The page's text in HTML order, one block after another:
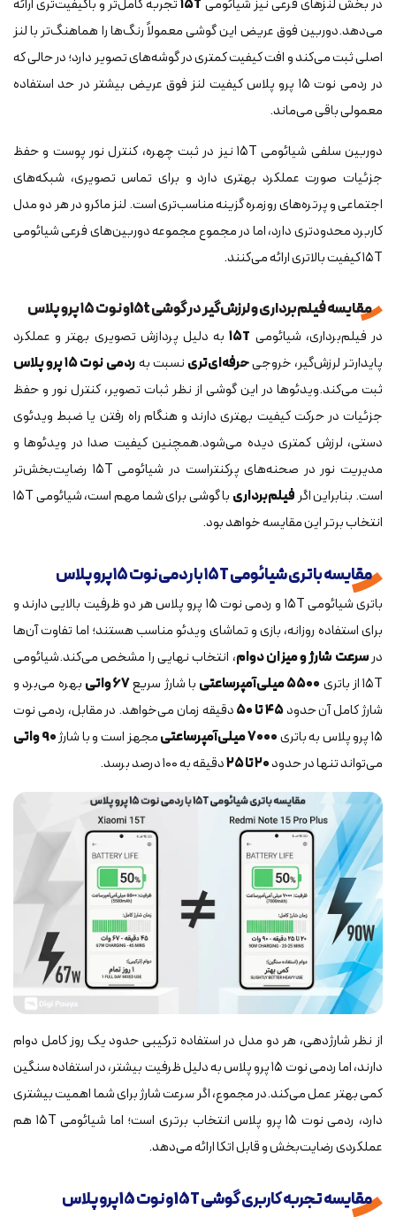
در بخش لنزهای فرعی نیز شیائومی ۱۵Tتجربه کامل‌تر و باکیفیت‌تری ارائه
می‌دهد.دوربین فوق عریض این گوشی معمولاً رنگ‌ها را هماهنگ‌تر با لنز
اصلی ثبت می‌کند و افت کیفیت کمتری در گوشه‌های تصویر دارد؛ در حالی که
در ردمی نوت ۱۵ پرو پلاس کیفیت لنز فوق عریض بیشتر در حد استفاده
معمولی باقی می‌ماند.
دوربین سلفی شیائومی ۱۵T نیز در ثبت چهره، کنترل نور پوست و حفظ
جزئیات صورت عملکرد بهتری دارد و برای تماس تصویری، شبکه‌های
اجتماعی و پرتره‌های روزمره گزینه مناسب‌تری است. لنز ماکرو در هر دو مدل
کاربرد محدودتری دارد، اما در مجموع مجموعه دوربین‌های فرعی شیائومی
۱۵T کیفیت بالاتری ارائه می‌کنند.
مقایسه فیلم‌برداری و لرزش‌گیر در گوشی 15tو نوت ۱۵ پرو پلاس
در فیلم‌برداری، شیائومی ۱۵Tبه دلیل پردازش تصویری بهتر و عملکرد
پایدارتر لرزش‌گیر، خروجیحرفه‌ای‌تری نسبت بهردمینوت ۱۵ پرو پلاس
ثبت می‌کند.ویدئوها در این گوشی از نظر ثبات تصویر، کنترل نور و حفظ
جزئیات در حرکت کیفیت بهتری دارند و هنگام راه رفتن یا ضبط ویدئوی
دستی، لرزش کمتری دیده می‌شود.همچنین کیفیت صدا در ویدئوها و
مدیریت نور در صحنه‌های پرکنتراست در شیائومی ۱۵T رضایت‌بخش‌تر
است. بنابراین اگرفیلم‌برداری
با گوشی برای شما مهم است، شیائومی ۱۵T
انتخاب برتر این مقایسه خواهد بود.
مقایسه باتری شیائومی ۱۵T با ردمی نوت ۱۵ پرو پلاس
باتری شیائومی ۱۵T و ردمی نوت ۱۵ پرو پلاس هر دو ظرفیت بالایی دارند و
برای استفاده روزانه، بازی و تماشای ویدئو مناسب هستند؛ اما تفاوت آن‌ها
درسرعت شارژ و میزان دوام، انتخاب نهایی را مشخص می‌کند.شیائومی
۱۵T از باتری
۵۵۰۰ میلی‌آمپرساعتی با شارژ سریع۶۷ واتی
بهره می‌برد و
شارژ کامل آن حدود۴۵ تا ۵۰
دقیقه زمان می‌خواهد. در مقابل، ردمی نوت
۱۵ پرو پلاس به باتری
۷۰۰۰ میلی‌آمپرساعتی مجهز است و با شارژ90 واتی
می‌تواند تنها در حدود۲۰ تا ۲۵ دقیقه به ۱۰۰ درصد برسد.
از نظر شارژدهی، هر دو مدل در استفاده ترکیبی حدود یک روز کامل دوام
دارند، اما ردمی نوت ۱۵ پرو پلاس به دلیل ظرفیت بیشتر، در استفاده سنگین
کمی بهتر عمل می‌کند.در مجموع، اگر سرعت شارژ برای شما اهمیت بیشتری
دارد، ردمی نوت ۱۵ پرو پلاس انتخاب برتری است؛ اما شیائومی ۱۵T هم
عملکردی رضایت‌بخش و قابل اتکا ارائه می‌دهد.
مقایسه تجربه کاربری گوشی 15T و نوت 15 پرو پلاس